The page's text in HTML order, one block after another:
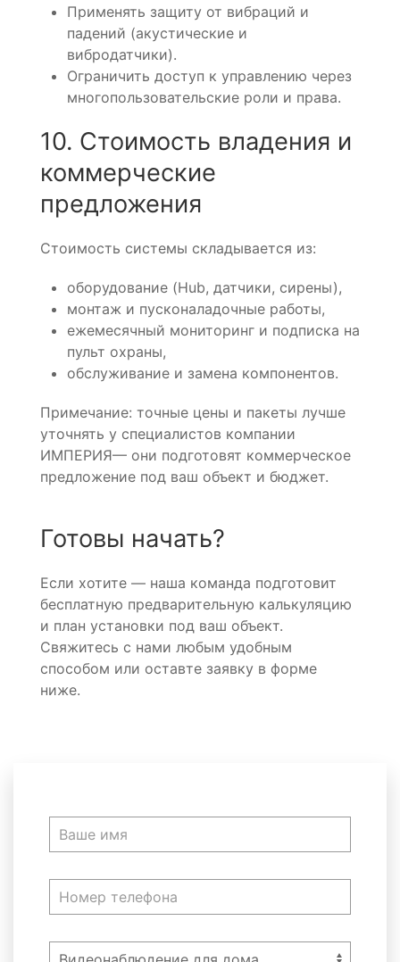
Применять защиту от вибраций и
падений (акустические и
вибродатчики).
Ограничить доступ к управлению через
многопользовательские роли и права.
10. Стоимость владения и
коммерческие
предложения
Стоимость системы складывается из:
оборудование (Hub, датчики, сирены),
монтаж и пусконаладочные работы,
ежемесячный мониторинг и подписка на
пульт охраны,
обслуживание и замена компонентов.
Примечание: точные цены и пакеты лучше
уточнять у специалистов компании
ИМПЕРИЯ— они подготовят коммерческое
предложение под ваш объект и бюджет.
Готовы начать?
Если хотите — наша команда подготовит
бесплатную предварительную калькуляцию
и план установки под ваш объект.
Свяжитесь с нами любым удобным
способом или оставте заявку в форме
ниже.